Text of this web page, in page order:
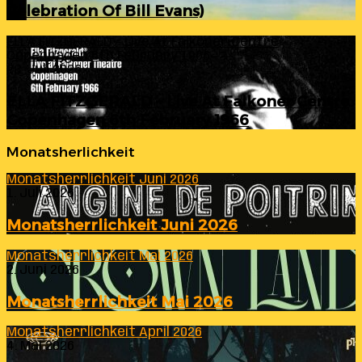
Celebration Of Bill Evans)
ELLA FITZGERALD – Live At Falkoner Centre
Copenhagen 6th February 1966
23. Juli 2026
ELLA FITZGERALD – Live At Falkoner Centre
Copenhagen 6th February 1966
Monatsherlichkeit
Monatsherrlichkeit Juni 2026
1. Juli 2026
Monatsherrlichkeit Juni 2026
Monatsherrlichkeit Mai 2026
2. Juni 2026
Monatsherrlichkeit Mai 2026
Monatsherrlichkeit April 2026
4. Mai 2026